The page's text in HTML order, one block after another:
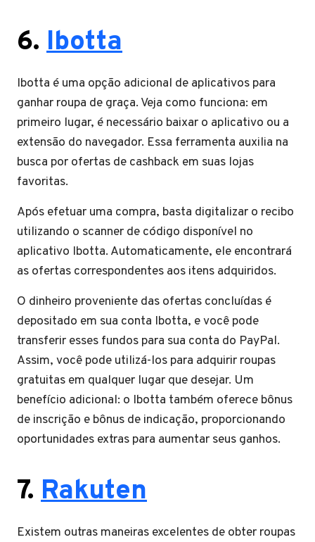
6. Ibotta
Ibotta é uma opção adicional de aplicativos para
ganhar roupa de graça. Veja como funciona: em
primeiro lugar, é necessário baixar o aplicativo ou a
extensão do navegador. Essa ferramenta auxilia na
busca por ofertas de cashback em suas lojas
favoritas.
Após efetuar uma compra, basta digitalizar o recibo
utilizando o scanner de código disponível no
aplicativo Ibotta. Automaticamente, ele encontrará
as ofertas correspondentes aos itens adquiridos.
O dinheiro proveniente das ofertas concluídas é
depositado em sua conta Ibotta, e você pode
transferir esses fundos para sua conta do PayPal.
Assim, você pode utilizá-los para adquirir roupas
gratuitas em qualquer lugar que desejar. Um
benefício adicional: o Ibotta também oferece bônus
de inscrição e bônus de indicação, proporcionando
oportunidades extras para aumentar seus ganhos.
7. Rakuten
Existem outras maneiras excelentes de obter roupas